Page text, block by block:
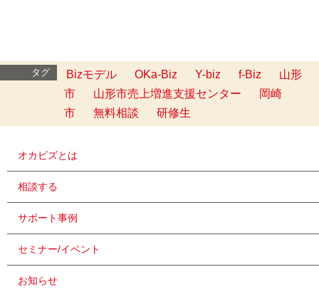
タグ Bizモデル OKa-Biz Y-biz f-Biz
山形
市
山形市売上増進支援センター
岡崎
市
無料相談 研修生
オカビズとは
相談する
サポート事例
セミナー/イベント
お知らせ